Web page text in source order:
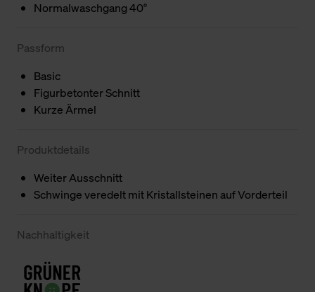
Normalwaschgang 40°
Passform
Basic
Figurbetonter Schnitt
Kurze Ärmel
Produktdetails
Weiter Ausschnitt
Schwinge veredelt mit Kristallsteinen auf Vorderteil
Nachhaltigkeit